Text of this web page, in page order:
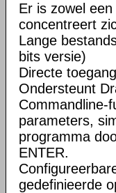
Er is zowel
concentreert
Lange
bits versie)
Directe
Ondersteunt
Commandline-
parameters,
programma
ENTER.
gedefinieerde